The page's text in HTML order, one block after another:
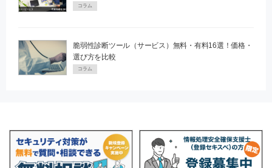
コラム
脆弱性診断ツール（サービス）無料・有料16選！価格・
選び方を比較
コラム